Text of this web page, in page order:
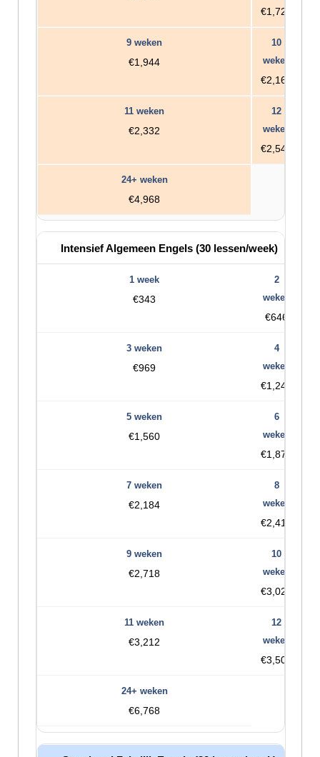
€1,728
€1,944
€2,160
€2,332
€2,544
€4,968
Intensief Algemeen Engels (30 lessen/week)
€343
€646
€969
€1,248
€1,560
€1,872
€2,184
€2,416
€2,718
€3,020
€3,212
€3,504
€6,768